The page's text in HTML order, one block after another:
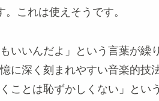
これは使えそうです。
いいんだよ」という言葉が繰
に深く刻まれやすい音楽的技
ことは恥ずかしくない」とい